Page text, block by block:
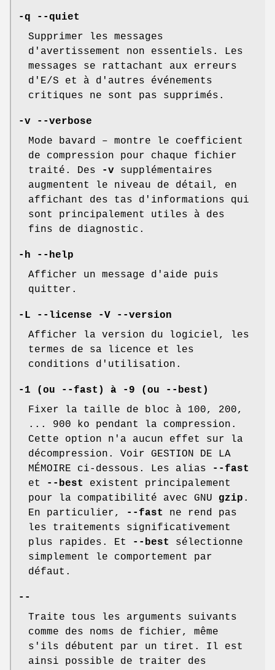
-q --quiet
Supprimer les messages
d'avertissement non essentiels. Les
messages se rattachant aux erreurs
d'E/S et à d'autres événements
critiques ne sont pas supprimés.
-v --verbose
Mode bavard – montre le coefficient
de compression pour chaque fichier
traité. Des
-v supplémentaires
augmentent le niveau de détail, en
affichant des tas d'informations qui
sont principalement utiles à des
fins de diagnostic.
-h --help
Afficher un message d'aide puis
quitter.
-L --license -V --version
Afficher la version du logiciel, les
termes de sa licence et les
conditions d'utilisation.
-1 (ou --fast) à -9 (ou --best)
Fixer la taille de bloc à 100, 200,
... 900 ko pendant la compression.
Cette option n'a aucun effet sur la
décompression. Voir GESTION DE LA
MÉMOIRE ci-dessous. Les alias
--fast
et
--best
existent principalement
pour la compatibilité avec GNU gzip .
En particulier,
--fast
ne rend pas
les traitements significativement
plus rapides. Et
--best
sélectionne
simplement le comportement par
défaut.
--
Traite tous les arguments suivants
comme des noms de fichier, même
s'ils débutent par un tiret. Il est
ainsi possible de traiter des